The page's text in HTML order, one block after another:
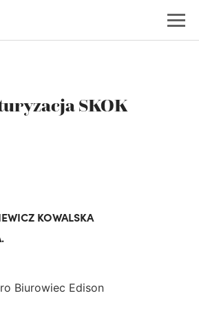
SKOK
KOWALSKA
Biurowiec Edison